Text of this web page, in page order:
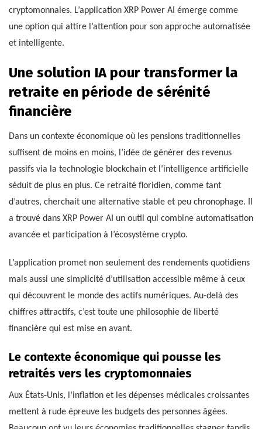
cryptomonnaies. L’application XRP Power AI émerge comme
une option qui attire l’attention pour son approche automatisée
et intelligente.
Une solution IA pour transformer la
retraite en période de sérénité
financière
Dans un contexte économique où les pensions traditionnelles
suffisent de moins en moins, l’idée de générer des revenus
passifs via la technologie blockchain et l’intelligence artificielle
séduit de plus en plus. Ce retraité floridien, comme tant
d’autres, cherchait une alternative stable et peu chronophage. Il
a trouvé dans XRP Power AI un outil qui combine automatisation
avancée et participation à l’écosystème crypto.
L’application promet non seulement des rendements quotidiens
mais aussi une simplicité d’utilisation accessible même à ceux
qui découvrent le monde des actifs numériques. Au-delà des
chiffres attractifs, c’est toute une philosophie de liberté
financière qui est mise en avant.
Le contexte économique qui pousse les
retraités vers les cryptomonnaies
Aux États-Unis, l’inflation et les dépenses médicales croissantes
mettent à rude épreuve les budgets des personnes âgées.